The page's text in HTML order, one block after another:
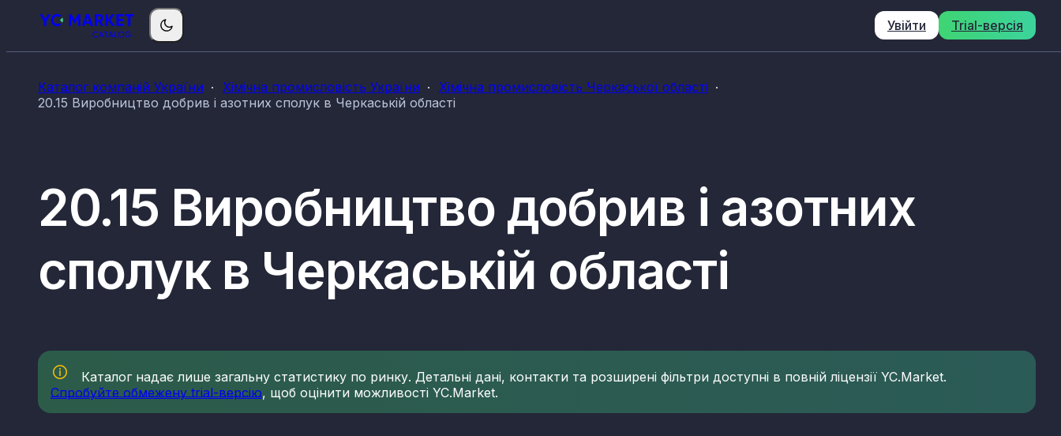
Увійти Trial-версія
Каталог компаній України Хімічна промисловість України
Хімічна промисловість Черкаської області
20.15 Виробництво добрив і азотних сполук в Черкаській області
20.15 Виробництво добрив і азотних
сполук в Черкаській області
Каталог надає лише загальну статистику по ринку. Детальні дані, контакти та розширені фільтри доступні в повній ліцензії YC.Market.
Спробуйте обмежену trial-версію, щоб оцінити можливості YC.Market.